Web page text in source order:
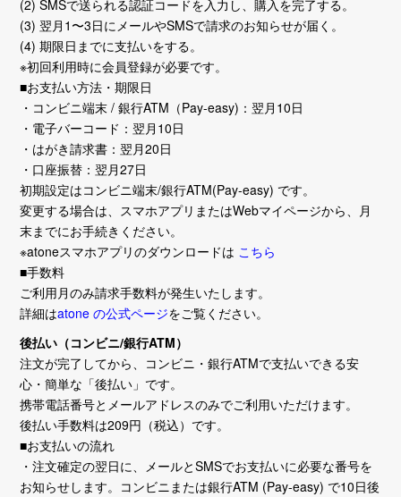
(2) SMSで送られる認証コードを入力し、購入を完了する。
(3) 翌月1〜3日にメールやSMSで請求のお知らせが届く。
(4) 期限日までに支払いをする。
※初回利用時に会員登録が必要です。
■お支払い方法・期限日
・コンビニ端末 / 銀行ATM（Pay-easy)：翌月10日
・電子バーコード：翌月10日
・はがき請求書：翌月20日
・口座振替：翌月27日
初期設定はコンビニ端末/銀行ATM(Pay-easy) です。
変更する場合は、スマホアプリまたはWebマイページから、月
末までにお手続きください。
※atoneスマホアプリのダウンロードは こちら
■手数料
ご利用月のみ請求手数料が発生いたします。
詳細はatone の公式ページをご覧ください。
後払い（コンビニ/銀行ATM）
注文が完了してから、コンビニ・銀行ATMで支払いできる安
心・簡単な「後払い」です。
携帯電話番号とメールアドレスのみでご利用いただけます。
後払い手数料は209円（税込）です。
■お支払いの流れ
・注文確定の翌日に、メールとSMSでお支払いに必要な番号を
お知らせします。コンビニまたは銀行ATM (Pay-easy) で10日後